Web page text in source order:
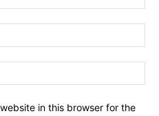
in this browser for the